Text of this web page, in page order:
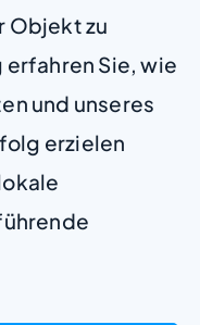
Objekt zu
Sie, wie
und unseres
erzielen